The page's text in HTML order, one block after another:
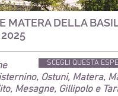
MATERA DELLA
Ostuni, Matera,
Mesagne, Gillipolo e
SCEGLI QUESTA